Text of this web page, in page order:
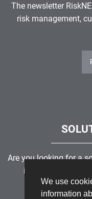
We use
information
The newsletter
risk management,
Are you looking for a
in the field of risk